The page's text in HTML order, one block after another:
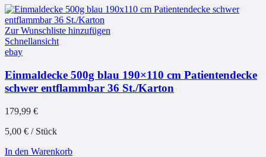
Zur Wunschliste hinzufügen
Schnellansicht
ebay
Einmaldecke 500g blau 190×110 cm Patientendecke
schwer entflammbar 36 St./Karton
179,99 €
5,00 € / Stück
In den Warenkorb